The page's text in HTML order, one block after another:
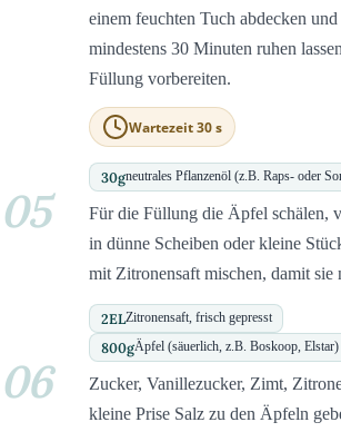
einem feuchten Tuch abdecken
mindestens 30 Minuten ruhen
Füllung vorbereiten.
Wartezeit 30 s
30gneutrales Pflanzenöl (z.B. Raps- oder
05
Für die Füllung die Äpfel schälen,
in dünne Scheiben oder kleine
mit Zitronensaft mischen, damit sie
2ELZitronensaft, frisch gepresst
800gÄpfel (säuerlich, z.B. Boskoop, Elstar)
06
Zucker, Vanillezucker, Zimt,
kleine Prise Salz zu den Äpfeln